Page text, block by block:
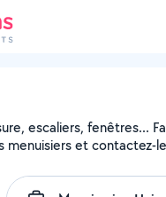
escaliers, fenêtres...
menuisiers et contactez-